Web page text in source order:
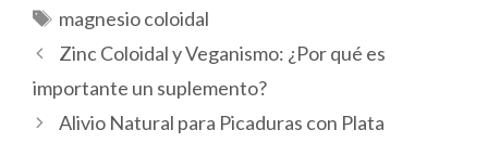
Etiquetas
magnesio coloidal
Zinc Coloidal y Veganismo: ¿Por qué es
importante un suplemento?
Alivio Natural para Picaduras con Plata